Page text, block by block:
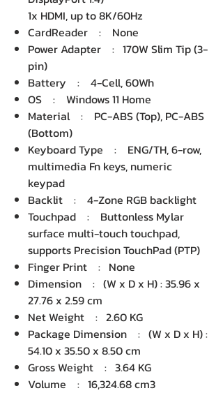
1x HDMI, up to 8K/60Hz
CardReader : None
Power Adapter : 170W Slim Tip (3-
pin)
Battery : 4-Cell, 60Wh
OS : Windows 11 Home
Material : PC-ABS (Top), PC-ABS
(Bottom)
Keyboard Type : ENG/TH, 6-row,
multimedia Fn keys, numeric
keypad
Backlit : 4-Zone RGB backlight
Touchpad : Buttonless Mylar
surface multi-touch touchpad,
supports Precision TouchPad (PTP)
Finger Print : None
Dimension : (W x D x H) : 35.96 x
27.76 x 2.59 cm
Net Weight : 2.60 KG
Package Dimension : (W x D x H) :
54.10 x 35.50 x 8.50 cm
Gross Weight : 3.64 KG
Volume : 16,324.68 cm3